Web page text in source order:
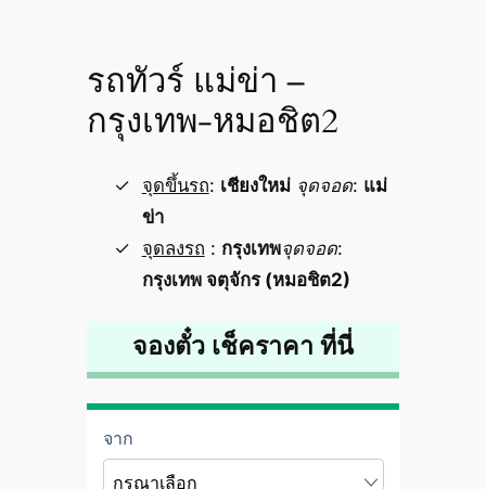
รถทัวร์ แม่ข่า –
กรุงเทพ-หมอชิต2
จุดขึ้นรถ: เชียงใหม่ จุดจอด: แม่
ข่า
จุดลงรถ : กรุงเทพจุดจอด:
กรุงเทพ จตุจักร (หมอชิต2)
จองตั๋ว เช็คราคา ที่นี่